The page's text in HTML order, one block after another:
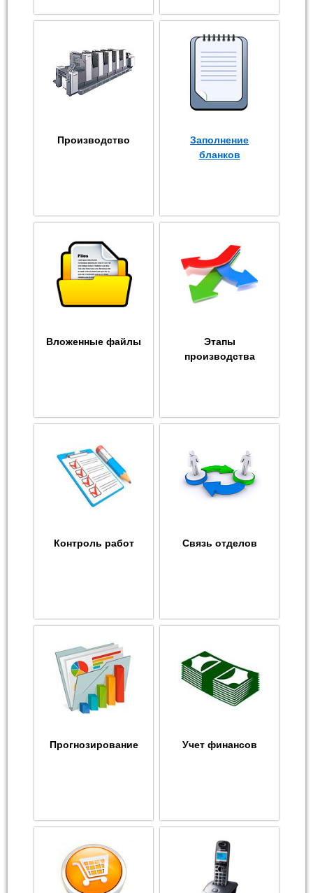
Производство
Заполнение
бланков
Вложенные файлы
Этапы
производства
Контроль работ Связь отделов
Прогнозирование Учет финансов